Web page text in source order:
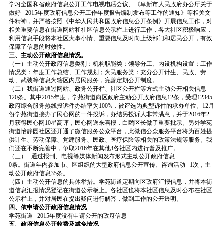
学习全国和省政府信息公开工作电视电话会议、《阜新市人民政府办公厅关于
做好 2015年度政府信息公开工作年度报告编制发布等工作的通知》等相关文
件精神，并严格按照《中华人民共和国政府信息公开条例》开展信息工作，对
相关重要信息在街道网站和社区信息公示栏上进行工作，各大社区积极响应，
利用信息手段将本社区大事小情、重要信息及时向上级部门和居民公开，有效
保障了信息的时效性。
三、主动公开政府信息情况。
（一）主动公开政府信息类别：机构职能类：领导分工、内设机构设置；工作
情况类：年度工作总结、工作规划；为民服务类：充分公开计生、民政、劳
动、武装等信息为辖区内居民服务，完善定期公开制度。
（二）我街道通过网站、政务公开栏、社区公开栏等方式主动公开相关信息
120条。其中2015年度，学苑街道向区政府主动公开政府信息12条，受理12345
政府综合服务热线投诉件办结率为100%，被评选为典型诉件的承办单位。12月
份学苑街道接办了民心网的一件投诉，办结另投诉人非常满意，并于2016年2
月获得民心网10星高评，民心网送来喜报，白鸥区长做了重要批示。另外学苑
街道怡静园社区还开通了微信服务公众平台，此微信公众服务平台将为百姓提
供计生、劳动保障、党建服务、民政、医疗保险等相关的政策法规等服务。我
们还在不断完善中，争取2016年在其他8各社区内进行普及推广。
（三） 通过报刊、电视等媒体新闻发布形式主动公开政府信息
0条。街道年内参加市、区组织的大型政府信息公开宣传、咨询活动 1次，主
动公开政府信息35条。
（四）主动公开信息的具体举措。学苑街道定期向区政府汇报信息，并将本街
道信息汇报情况登记在街道公示板上。各社区也将本社区信息及时公布在社区
公示栏上，并对居民在提出疑问进行解答，做到工作的公开透明。
四、依申请公开政府信息情况
学苑街道 2015年度没有申请公开的政府信息
五、政府信息公开收费及减免情况